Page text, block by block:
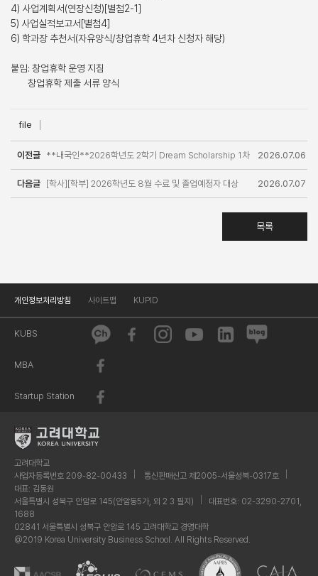
4) 사업계획서(연장신청)[별첨2-1]
5) 사업실적보고서[별첨4]
6) 학과장 추천서(자유양식/창업휴학 4년차 신청자 해당)
붙임: 창업휴학 운영 지침
창업휴학 제출 서류 양식
file
이전글 **내국인**2026학년도 2학기 Dream Scholarship 1차
신청 안내(8.3(월) ~ 8.11(금))
2026.07.06
다음글 [학사][학부] 2026학년도 8월 수료 및 졸업예정자 대상 2026.07.07
목록
개인정보처리방침 사이트맵 KUPID
KUBS
MBA
Startup Station
고려대학교
사업자등록번호 209-82-00433
통신판매신고 제2005-서울성북-0317호
대표: 김동원
서울특별시 성북구 안암로 145(안암동5가, 외 2 3 필지)
대표번호: 02-3290-2701,
1688
02841 서울특별시 성북구 안암로 145 고려대학교 경영대학
@2019 Korea University Business School. All Rights Reserved.